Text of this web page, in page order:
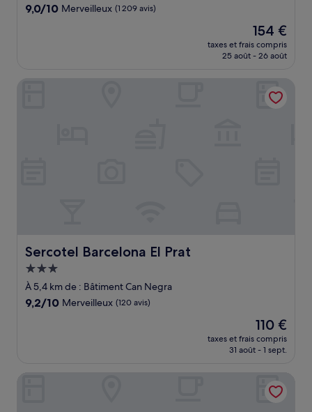
9.0
9,0/10 Merveilleux (1 209 avis)
Le
nouveau
prix
de
154 €
154 €
taxes et frais compris
25 août - 26 août
Sercotel Barcelona El Prat
Sercotel Barcelona El Prat
Hébergement
3.0 étoiles
À 5,4 km de : Bâtiment Can Negra
9.2
9,2/10 Merveilleux (120 avis)
Le
nouveau
prix
de
110 €
110 €
taxes et frais compris
31 août - 1 sept.